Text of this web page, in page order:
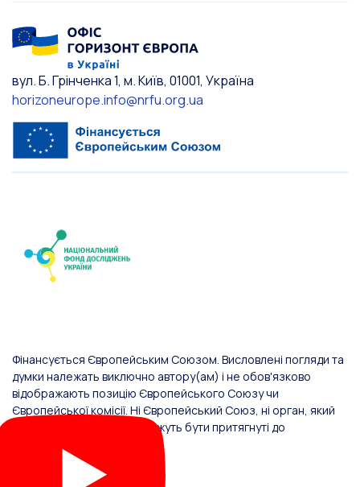
вул. Б. Грінченка 1, м. Київ, 01001, Україна
horizoneurope.info@nrfu.org.ua
Фінансується Європейським Союзом. Висловлені погляди та
думки належать виключно автору(ам) і не обов'язково
відображають позицію Європейського Союзу чи
Європейської комісії. Ні Європейський Союз, ні орган, який
надав фінансування, не можуть бути притягнуті до